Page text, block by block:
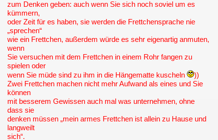
zum Denken geben: auch wenn Sie sich noch soviel um es
kümmern,
oder Zeit für es haben, sie werden die Frettchensprache nie
„sprechen“
wie ein Frettchen, außerdem würde es sehr eigenartig anmuten,
wenn
Sie versuchen mit dem Frettchen in einem Rohr fangen zu
spielen oder
wenn Sie müde sind zu ihm in die Hängematte kuscheln
))
Zwei Frettchen machen nicht mehr Aufwand als eines und Sie
können
mit besserem Gewissen auch mal was unternehmen, ohne
dass sie
denken müssen „mein armes Frettchen ist allein zu Hause und
langweilt
sich“.